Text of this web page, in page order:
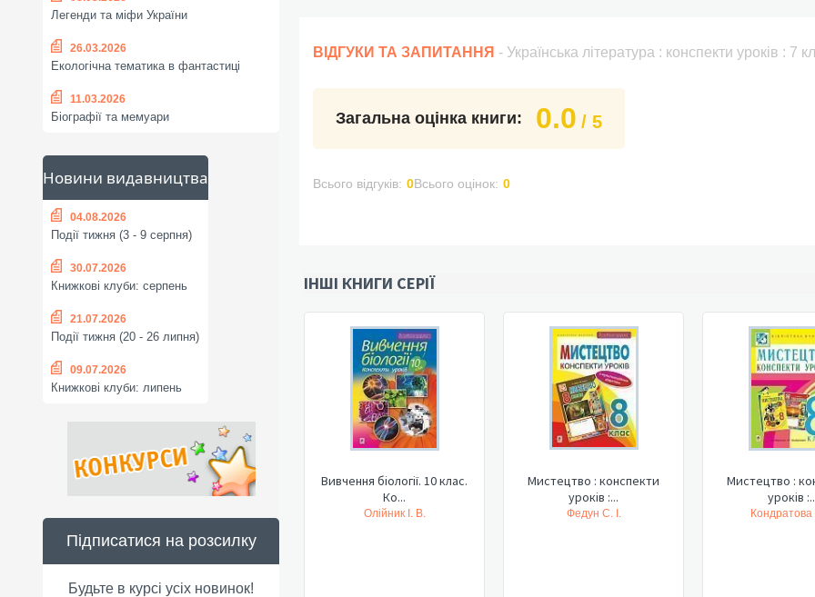
Легенди та міфи України
26.03.2026
Екологічна тематика в фантастиці
11.03.2026
Біографії та мемуари
Новини видавництва
04.08.2026
Події тижня (3 - 9 серпня)
30.07.2026
Книжкові клуби: серпень
21.07.2026
Події тижня (20 - 26 липня)
09.07.2026
Книжкові клуби: липень
Підписатися на розсилку
Будьте в курсі усіх новинок!
ВІДГУКИ ТА ЗАПИТАННЯ - Українська література : конспекти уроків : 7
Загальна оцінка книги: 0.0 / 5
Всього відгуків: 0Всього оцінок: 0
ІНШІ КНИГИ СЕРІЇ
Вивчення біології. 10 клас.
Ко...
Олійник І. В.
Мистецтво : конспекти
уроків :...
Федун С. І.
Мистецтво :
уроків
Кондратова